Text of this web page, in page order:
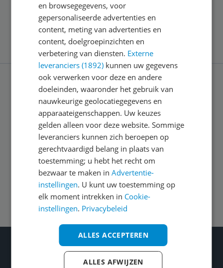
Schrijf je in voor onze nieuwsbrief
Service
Algemeen
Zakelijk
Volg ons op
Wat je ook kiest: Blijf kieskeurig
Gecontroleerde reviews
en browsegegevens, voor
gepersonaliseerde advertenties en
content, meting van advertenties en
content, doelgroepinzichten en
verbetering van diensten. Externe
leveranciers (1892) kunnen uw gegevens
ook verwerken voor deze en andere
doeleinden, waaronder het gebruik van
nauwkeurige geolocatiegegevens en
apparaateigenschappen. Uw keuzes
gelden alleen voor deze website. Sommige
leveranciers kunnen zich beroepen op
gerechtvaardigd belang in plaats van
toestemming; u hebt het recht om
bezwaar te maken inAdvertentie-
instellingen. U kunt uw toestemming op
elk moment intrekken in Cookie-
instellingen. Privacybeleid
ALLES ACCEPTEREN
ALLES AFWIJZEN